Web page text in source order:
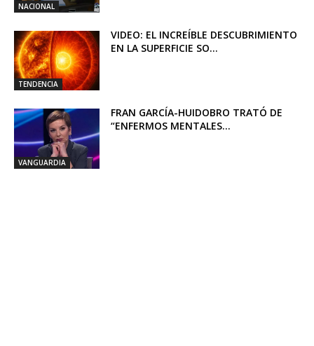
NACIONAL
TENDENCIA
VIDEO: EL INCREÍBLE DESCUBRIMIENTO
EN LA SUPERFICIE SO...
VANGUARDIA
FRAN GARCÍA-HUIDOBRO TRATÓ DE
“ENFERMOS MENTALES...